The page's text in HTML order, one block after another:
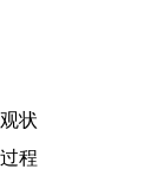
状
程